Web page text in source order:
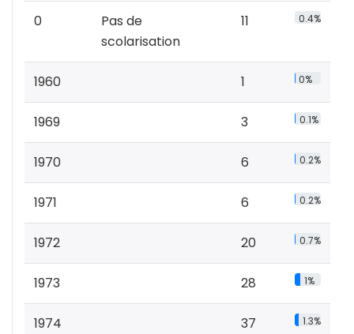
0
Pas de
scolarisation
11 0.4%
1960 1 0%
1969 3 0.1%
1970 6 0.2%
1971 6 0.2%
1972 20 0.7%
1973 28 1%
1974 37 1.3%